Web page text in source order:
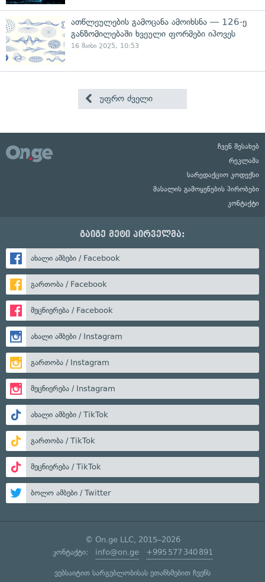
ათწლეულების გამოცანა ამოიხსნა — 126-ე
განზომილებაში ხვეული ფორმები იპოვეს
16 მაისი 2025, 10:53
უფრო ძველი
ჩვენ შესახებ
რეკლამა
სარედაქციო კოდექსი
მასალის გამოყენების პირობები
კონტაქტი
გაიგე მეტი პირველმა:
ახალი ამბები / Facebook
გართობა / Facebook
მეცნიერება / Facebook
ახალი ამბები / Instagram
გართობა / Instagram
მეცნიერება / Instagram
ახალი ამბები / TikTok
გართობა / TikTok
მეცნიერება / TikTok
ბოლო ამბები / Twitter
© On.ge LLC, 2015–2026
კონტაქტი: info@on.ge +995 577 340 891
ვებსაიტით სარგებლობისას ეთანხმებით ჩვენს